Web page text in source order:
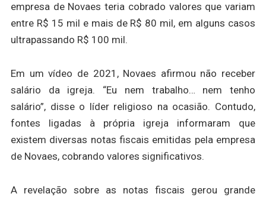
empresa de Novaes teria cobrado valores que variam
entre R$ 15 mil e mais de R$ 80 mil, em alguns casos
ultrapassando R$ 100 mil.
Em um vídeo de 2021, Novaes afirmou não receber
salário da igreja. “Eu nem trabalho… nem tenho
salário”, disse o líder religioso na ocasião. Contudo,
fontes ligadas à própria igreja informaram que
existem diversas notas fiscais emitidas pela empresa
de Novaes, cobrando valores significativos.
A revelação sobre as notas fiscais gerou grande